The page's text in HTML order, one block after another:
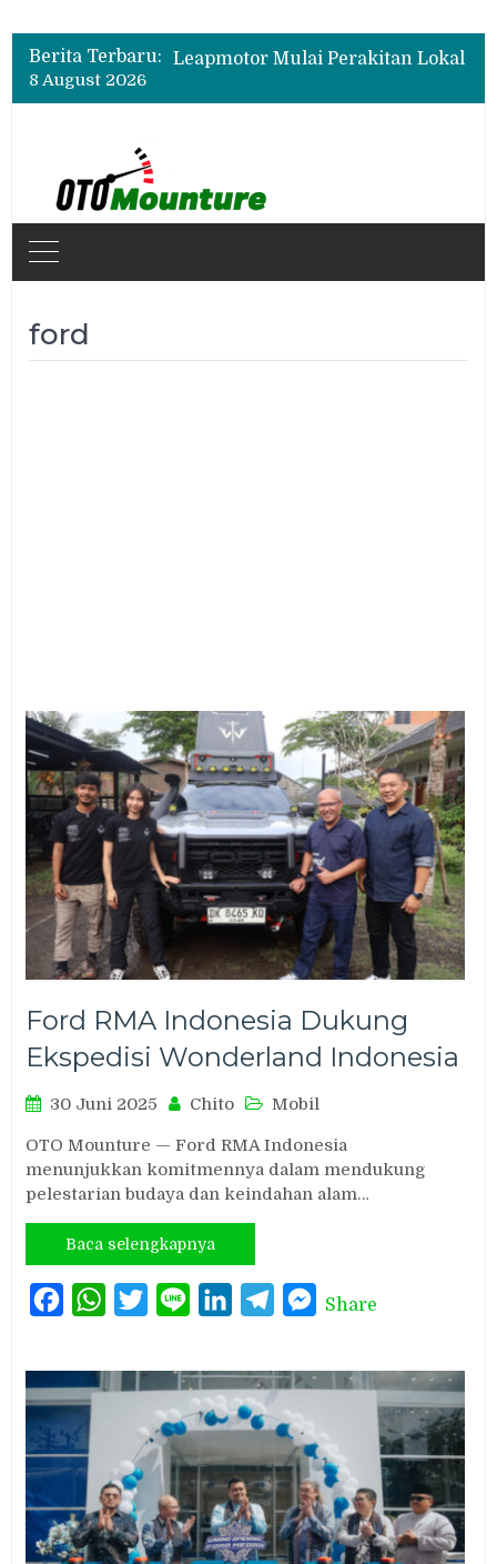
Berita Terbaru:
Test Drive Suzuki Fronx SGX Hybrid Kuro di GIIAS 2026, Peserta Soroti Desain Sporty dan DVR
Leapmotor Mulai Perakitan Lokal di Indonesia, B10 dan C10 Jadi Model Perdana
8 August 2026
ford
Ford RMA Indonesia Dukung
Ekspedisi Wonderland Indonesia
30 Juni 2025 Chito Mobil
OTO Mounture — Ford RMA Indonesia
menunjukkan komitmennya dalam mendukung
pelestarian budaya dan keindahan alam…
Baca selengkapnya
FacebookWhatsAppTwitterLine LinkedInTelegramMessenger
Share